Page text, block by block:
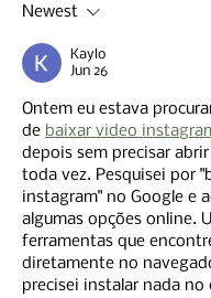
Rothrock State
live!
Newest
Kaylo
Jun 26
Ontem eu estava
de baixar video
depois sem precisar
toda vez. Pesquisei por
instagram" no Google e
algumas opções online.
ferramentas que
diretamente no
precisei instalar nada no